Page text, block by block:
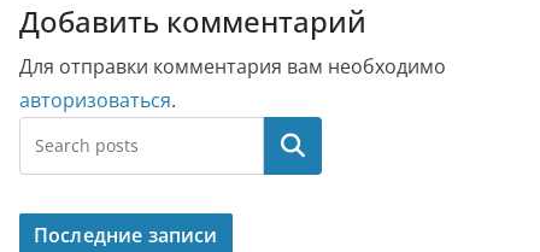
Добавить комментарий
Для отправки комментария вам необходимо
авторизоваться.
Поиск
Последние записи